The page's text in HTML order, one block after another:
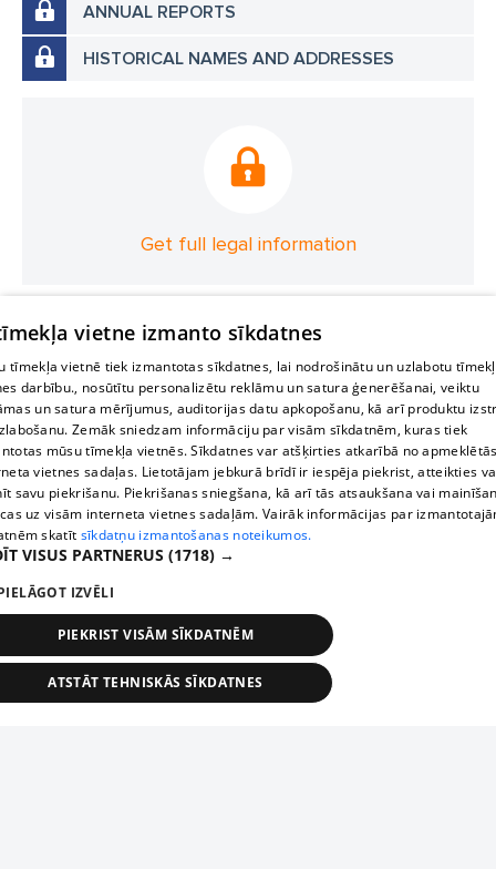
ANNUAL REPORTS
HISTORICAL NAMES AND ADDRESSES
Get full legal information
vietne izmanto sīkdatnes
tīmekļa vietnē tiek izmantotas sīkdatnes, lai nodrošinātu un uzlabotu
darbību., nosūtītu personalizētu reklāmu un satura ģenerēšanai, veiktu
un satura mērījumus, auditorijas datu apkopošanu, kā arī produktu
Zemāk sniedzam informāciju par visām sīkdatnēm, kuras tiek
mūsu tīmekļa vietnēs. Sīkdatnes var atšķirties atkarībā no
vietnes sadaļas. Lietotājam jebkurā brīdī ir iespēja piekrist, atteikties
savu piekrišanu. Piekrišanas sniegšana, kā arī tās atsaukšana vai
uz visām interneta vietnes sadaļām. Vairāk informācijas par
skatīt sīkdatņu izmantošanas noteikumos.
VISUS PARTNERUS (1718) →
IZVĒLI
PIEKRIST VISĀM SĪKDATNĒM
ATSTĀT TEHNISKĀS SĪKDATNES